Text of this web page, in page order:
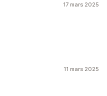
17 mars 2025
11 mars 2025